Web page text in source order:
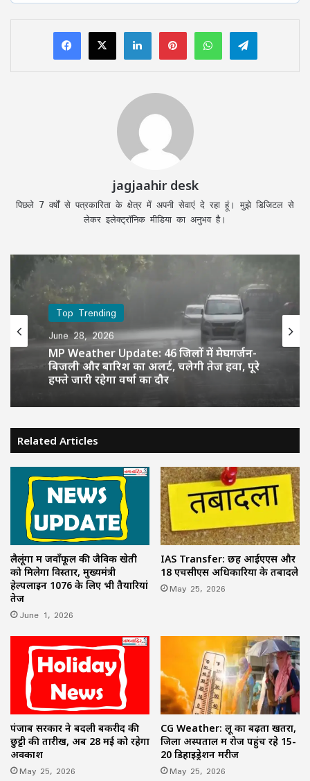
LinkedInPinterestWhatsAppTelegram
jagjaahir desk
पिछले 7 वर्षों से पत्रकारिता के क्षेत्र में अपनी सेवाएं दे रहा हूं। मुझे डिजिटल से
लेकर इलेक्ट्रॉनिक मीडिया का अनुभव है।
Top Trending
June 28, 2026
MP Weather Update: 46 जिलों में मेघगर्जन-
बिजली और बारिश का अलर्ट, चलेगी तेज हवा, पूरे
हफ्ते जारी रहेगा वर्षा का दौर
Related Articles
लैलूंगा में जवाँफूल की जैविक खेती
को मिलेगा विस्तार, मुख्यमंत्री
हेल्पलाइन 1076 के लिए भी तैयारियां
तेज
June 1, 2026
IAS Transfer: छह आईएएस और
18 एचसीएस अधिकारियों के तबादले
May 25, 2026
पंजाब सरकार ने बदली बकरीद की
छुट्टी की तारीख, अब 28 मई को रहेगा
अवकाश
May 25, 2026
CG Weather: लू का बढ़ता खतरा,
जिला अस्पताल में रोज पहुंच रहे 15-
20 डिहाइड्रेशन मरीज
May 25, 2026